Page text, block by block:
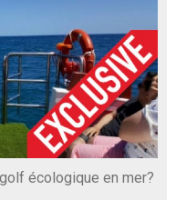
écologique en mer?